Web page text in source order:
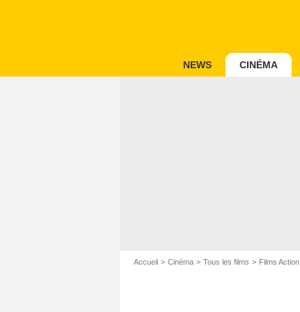
NEWS CINÉMA
Accueil Cinéma Tous les films Films Action